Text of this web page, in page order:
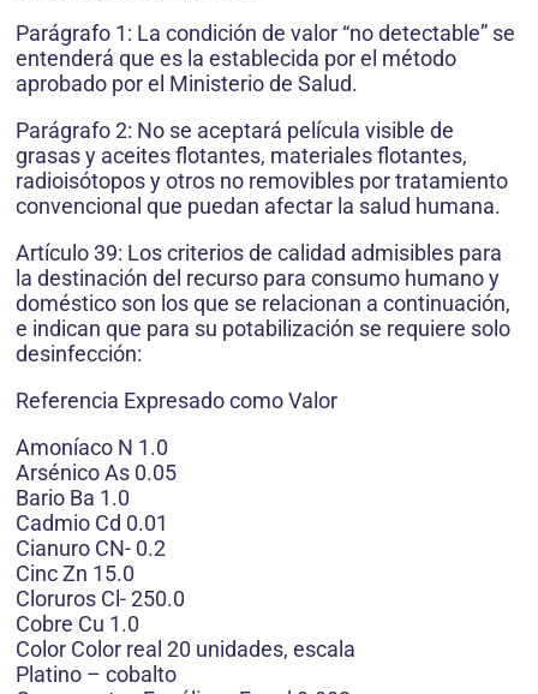
Parágrafo 1: La condición de valor “no detectable” se
entenderá que es la establecida por el método
aprobado por el Ministerio de Salud.
Parágrafo 2: No se aceptará película visible de
grasas y aceites flotantes, materiales flotantes,
radioisótopos y otros no removibles por tratamiento
convencional que puedan afectar la salud humana.
Artículo 39: Los criterios de calidad admisibles para
la destinación del recurso para consumo humano y
doméstico son los que se relacionan a continuación,
e indican que para su potabilización se requiere solo
desinfección:
Referencia Expresado como Valor
Amoníaco N 1.0
Arsénico As 0.05
Bario Ba 1.0
Cadmio Cd 0.01
Cianuro CN- 0.2
Cinc Zn 15.0
Cloruros Cl- 250.0
Cobre Cu 1.0
Color Color real 20 unidades, escala
Platino – cobalto